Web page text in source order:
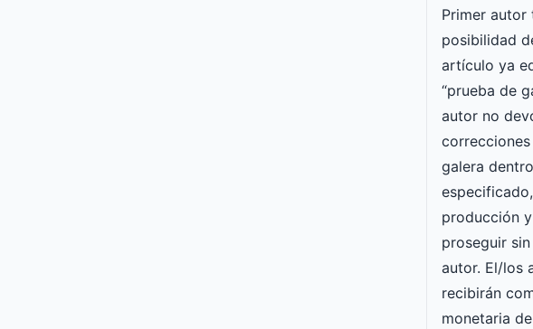
Primer autor
posibilidad
artículo ya
“prueba de
autor no
galera
producción
proseguir
autor. El/los
recibirán
monetaria